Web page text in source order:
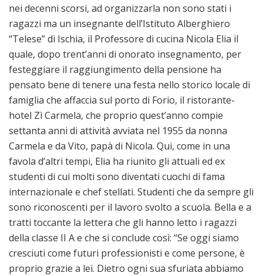
nei decenni scorsi, ad organizzarla non sono stati i
ragazzi ma un insegnante dell’Istituto Alberghiero
“Telese” di Ischia, il Professore di cucina Nicola Elia il
quale, dopo trent’anni di onorato insegnamento, per
festeggiare il raggiungimento della pensione ha
pensato bene di tenere una festa nello storico locale di
famiglia che affaccia sul porto di Forio, il ristorante-
hotel Zì Carmela, che proprio quest’anno compie
settanta anni di attività avviata nel 1955 da nonna
Carmela e da Vito, papà di Nicola. Qui, come in una
favola d’altri tempi, Elia ha riunito gli attuali ed ex
studenti di cui molti sono diventati cuochi di fama
internazionale e chef stellati. Studenti che da sempre gli
sono riconoscenti per il lavoro svolto a scuola. Bella e a
tratti toccante la lettera che gli hanno letto i ragazzi
della classe II A e che si conclude così: “Se oggi siamo
cresciuti come futuri professionisti e come persone, è
proprio grazie a lei. Dietro ogni sua sfuriata abbiamo